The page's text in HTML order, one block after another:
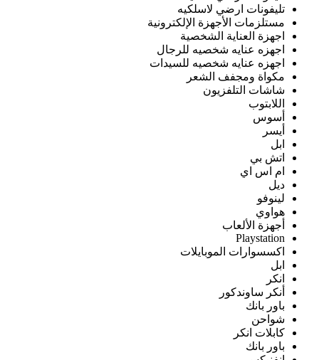
تليفونات ارضي لاسلكيه
مستلزمات الأجهزة الإلكترونية
اجهزة العناية الشخصية
اجهزه عنايه شخصيه للرجال
اجهزه عنايه شخصيه للسيدات
مكواة ومجفف الشعر
شاشات التلفزيون
اللابتوب
أسوس
أيسر
ابل
اتش بي
ام اس اي
ديل
لينوفو
هواوي
أجهزة الألعاب
Playstation
اكسسوارات الموبايلات
ابل
انكر
أنكر ساوندكور
باور بانك
شواحن
كابلات انكر
باور بانك